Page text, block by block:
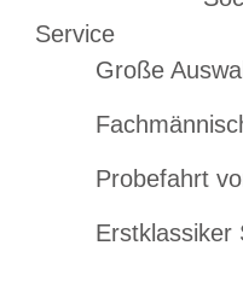
Service
Große
Probefahrt
Erstklassiker